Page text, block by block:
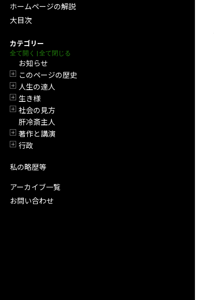
ホームページの解説
大目次
カテゴリー
全て開く | 全て閉じる
お知らせ
開閉
このページの歴史
開閉
人生の達人
開閉
生き様
開閉
社会の見方
肝冷斎主人
開閉
著作と講演
開閉
行政
私の略歴等
アーカイブ一覧
お問い合わせ